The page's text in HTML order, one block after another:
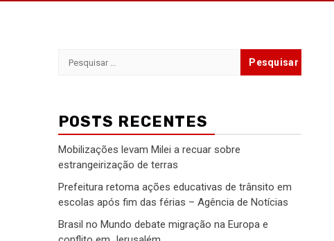
Pesquisar
POSTS RECENTES
Mobilizações levam Milei a recuar sobre
estrangeirização de terras
Prefeitura retoma ações educativas de trânsito em
escolas após fim das férias – Agência de Notícias
Brasil no Mundo debate migração na Europa e